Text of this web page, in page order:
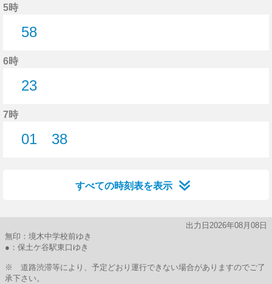
5時
58
6時
23
7時
01
38
すべての時刻表を表示
出力日2026年08月08日
無印：境木中学校前ゆき
●：保土ケ谷駅東口ゆき
※ 道路渋滞等により、予定どおり運行できない場合がありますのでご了
承下さい。